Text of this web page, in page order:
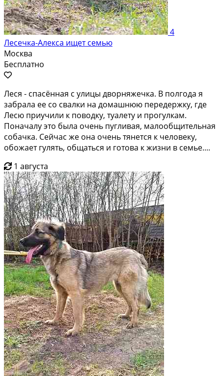
4
Лесечка-Алекса ищет семью
Москва
Бесплатно
Леся - спасённая с улицы дворняжечка. В полгода я
забрала ее со свалки на домашнюю передержку, где
Лесю приучили к поводку, туалету и прогулкам.
Поначалу это была очень пугливая, малообщительная
собачка. Сейчас же она очень тянется к человеку,
обожает гулять, общаться и готова к жизни в семье....
1 августа